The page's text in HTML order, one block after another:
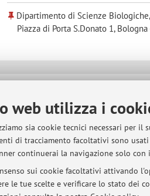
web utilizza i
sia cookie tecnici necessari per
di tracciamento facoltativi sono
continuerai la navigazione solo con
sui cookie facoltativi attivando
le tue scelte e verificare lo stato dei
Dipartimento di Scienze
Piazza di Porta S.Donato 1, Bologna